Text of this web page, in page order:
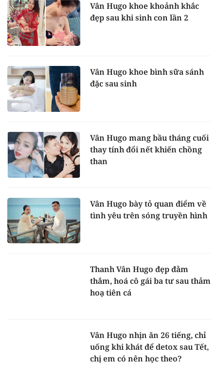
Vân Hugo khoe khoảnh khắc
đẹp sau khi sinh con lần 2
Vân Hugo khoe bình sữa sánh
đặc sau sinh
Vân Hugo mang bầu tháng cuối
thay tính đổi nết khiến chồng
than
Vân Hugo bày tỏ quan điểm về
tình yêu trên sóng truyền hình
Thanh Vân Hugo đẹp đằm
thắm, hoá cô gái ba tư sau thảm
hoạ tiên cá
Vân Hugo nhịn ăn 26 tiếng, chỉ
uống khi khát để detox sau Tết,
chị em có nên học theo?